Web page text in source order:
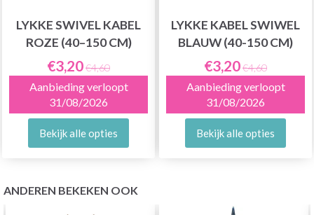
LYKKE SWIVEL KABEL
ROZE (40–150 CM)
€3,20€4,60
Aanbieding verloopt
31/08/2026
Bekijk alle opties
LYKKE KABEL SWIWEL
BLAUW (40-150 CM)
€3,20€4,60
Aanbieding verloopt
31/08/2026
Bekijk alle opties
ANDEREN BEKEKEN OOK